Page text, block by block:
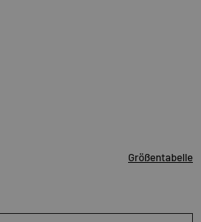
Größentabelle